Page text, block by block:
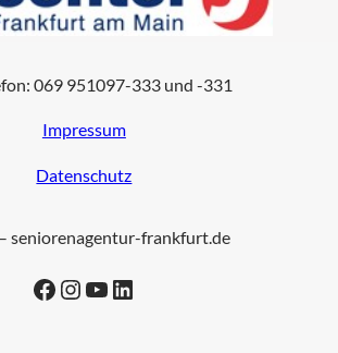
069 951097-333 und -331
Impressum
Datenschutz
seniorenagentur-frankfurt.de